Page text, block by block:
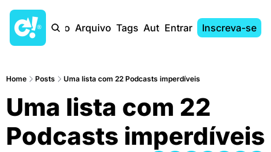
Início Arquivo Tags AutoresEntrar Inscreva-se
Home Posts Uma lista com 22 Podcasts imperdíveis
Uma lista com 22
Podcasts imperdíveis